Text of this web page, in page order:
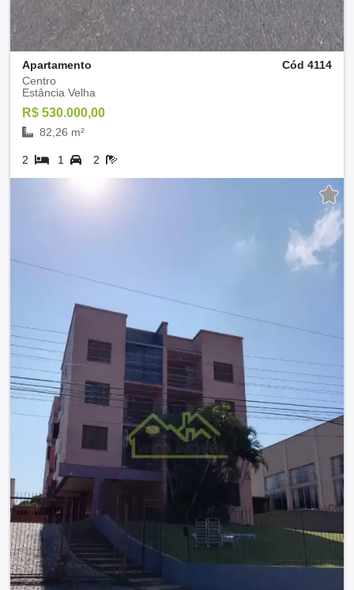
Apartamento
Cód 4114
Centro
Estância Velha
R$ 530.000,00
82,26 m²
2 1 2